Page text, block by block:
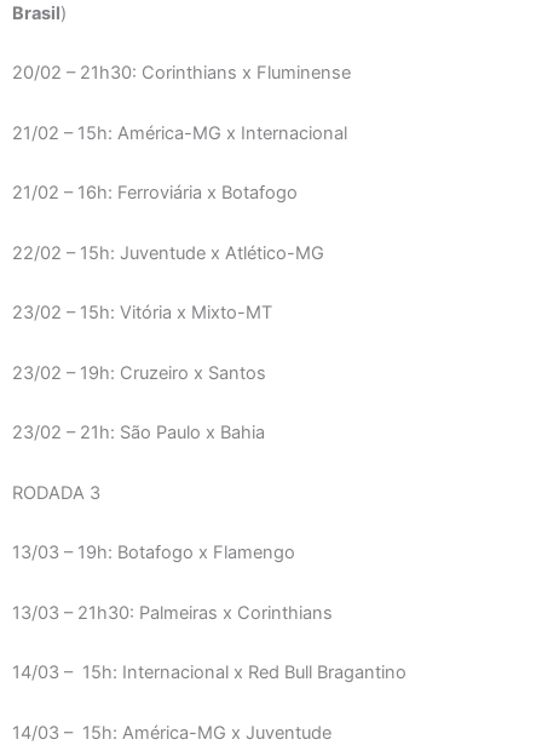
Brasil)
20/02 – 21h30: Corinthians x Fluminense
21/02 – 15h: América-MG x Internacional
21/02 – 16h: Ferroviária x Botafogo
22/02 – 15h: Juventude x Atlético-MG
23/02 – 15h: Vitória x Mixto-MT
23/02 – 19h: Cruzeiro x Santos
23/02 – 21h: São Paulo x Bahia
RODADA 3
13/03 – 19h: Botafogo x Flamengo
13/03 – 21h30: Palmeiras x Corinthians
14/03 – 15h: Internacional x Red Bull Bragantino
14/03 – 15h: América-MG x Juventude